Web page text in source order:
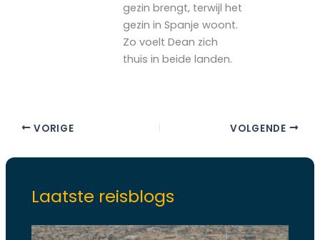
gezin brengt, terwijl het
gezin in Spanje woont.
Zo voelt Dean zich
thuis in beide landen.
VORIGE VOLGENDE
Laatste reisblogs